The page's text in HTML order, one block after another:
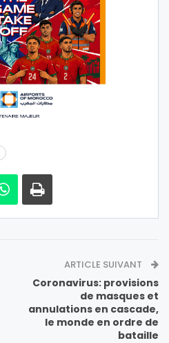
ARTICLE SUIVANT
Coronavirus: provisions
de masques et
annulations en cascade,
le monde en ordre de
bataille